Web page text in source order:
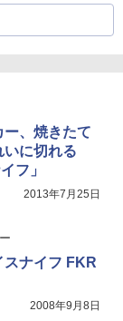
、焼きたて
に切れる
フ」
2013年7月25日
スナイフ FKR
2008年9月8日